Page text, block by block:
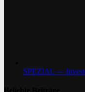
SPEZIAL —